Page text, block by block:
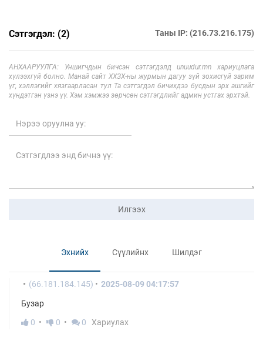
Сэтгэгдэл: (2) Таны IP: (216.73.216.175)
АНХААРУУЛГА: Уншигчдын бичсэн сэтгэгдэлд unuudur.mn хариуцлага
хүлээхгүй болно. Манай сайт ХХЗХ-ны журмын дагуу зүй зохисгүй зарим
үг, хэллэгийг хязгаарласан тул Та сэтгэгдэл бичихдээ бусдын эрх ашгийг
хүндэтгэн үзнэ үү. Хэм хэмжээ зөрчсөн сэтгэгдлийг админ устгах эрхтэй.
Илгээх
Эхнийх Сүүлийнх Шилдэг
(66.181.184.145) 2025-08-09 04:17:57
Бузар
0
0 0 Хариулах